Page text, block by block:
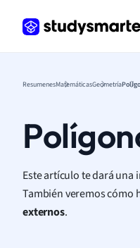
ResumenesMatemáticasGeometría
Este artículo te dará
También veremos cómo
externos.